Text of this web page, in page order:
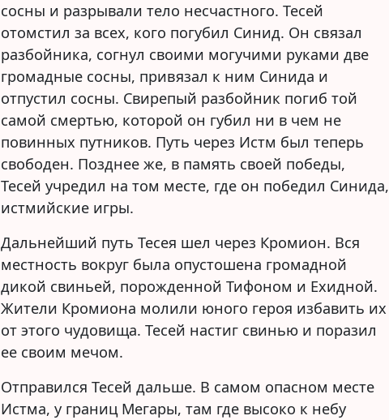
сосны и разрывали тело несчастного. Тесей
отомстил за всех, кого погубил Синид. Он связал
разбойника, согнул своими могучими руками две
громадные сосны, привязал к ним Синида и
отпустил сосны. Свирепый разбойник погиб той
самой смертью, которой он губил ни в чем не
повинных путников. Путь через Истм был теперь
свободен. Позднее же, в память своей победы,
Тесей учредил на том месте, где он победил Синида,
истмийские игры.
Дальнейший путь Тесея шел через Кромион. Вся
местность вокруг была опустошена громадной
дикой свиньей, порожденной Тифоном и Ехидной.
Жители Кромиона молили юного героя избавить их
от этого чудовища. Тесей настиг свинью и поразил
ее своим мечом.
Отправился Тесей дальше. В самом опасном месте
Истма, у границ Мегары, там где высоко к небу